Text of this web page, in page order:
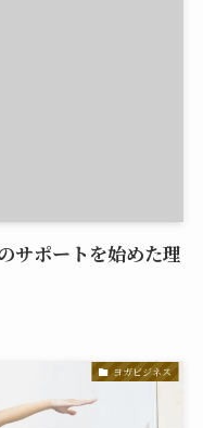
サポートを始めた理
ヨガビジネス